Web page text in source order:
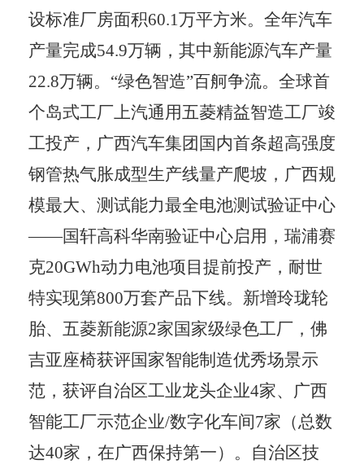
设标准厂房面积60.1万平方米。全年汽车
产量完成54.9万辆，其中新能源汽车产量
22.8万辆。 “绿色智造”百舸争流。全球首
个岛式工厂上汽通用五菱精益智造工厂竣
工投产，广西汽车集团国内首条超高强度
钢管热气胀成型生产线量产爬坡，广西规
模最大、测试能力最全电池测试验证中心
——国轩高科华南验证中心启用，瑞浦赛
克20GWh动力电池项目提前投产，耐世
特实现第800万套产品下线。新增玲珑轮
胎、五菱新能源2家国家级绿色工厂，佛
吉亚座椅获评国家智能制造优秀场景示
范，获评自治区工业龙头企业4家、广西
智能工厂示范企业/数字化车间7家（总数
达40家，在广西保持第一）。自治区技